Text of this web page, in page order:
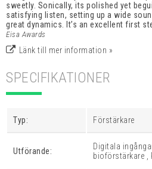
sweetly. Sonically, its polished yet
satisfying listen, setting up a wide
great dynamics. It’s an excellent first
Eisa Awards
Länk till mer information »
SPECIFIKATIONER
Typ: Förstärkare
Utförande:
Digitala
bioförstärkare ,